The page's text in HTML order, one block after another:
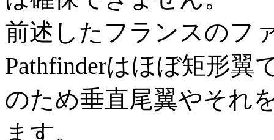
前述したフランスのフ
Pathfinderはほぼ矩形翼
のため垂直尾翼やそれ
ます。